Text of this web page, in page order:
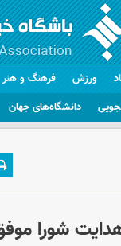
دانشگاه‌های جهان
ورزش فرهنگ و هنر
شورا